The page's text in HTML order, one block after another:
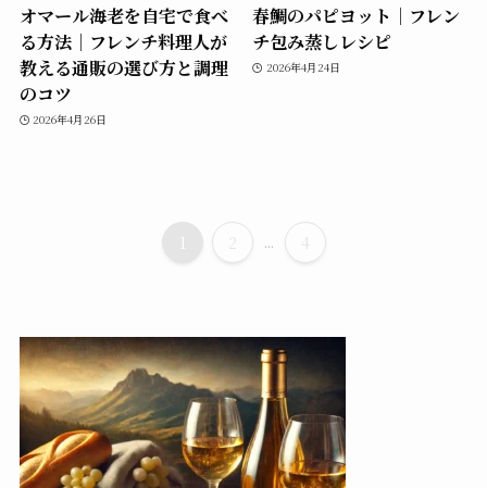
オマール海老を自宅で食べ
る方法｜フレンチ料理人が
教える通販の選び方と調理
のコツ
2026年4月26日
春鯛のパピヨット｜フレン
チ包み蒸しレシピ
2026年4月24日
1 2 ... 4